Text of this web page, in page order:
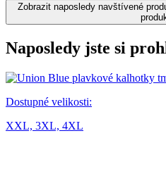
Zobrazit naposledy navštívené
Naposledy jste si
Dostupné velikosti:
XXL, 3XL, 4XL